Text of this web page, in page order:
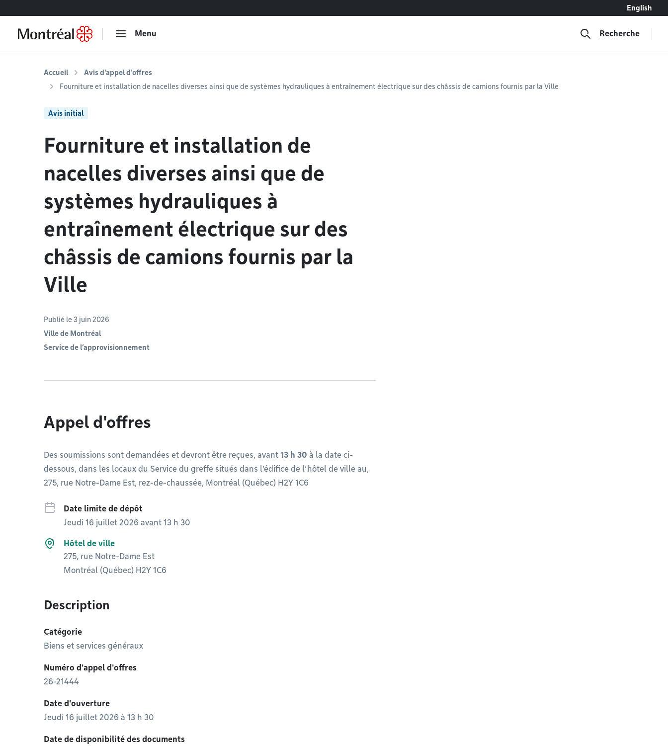
English
Menu Recherche
Accueil
Avis d'appel d'offres
Fourniture et installation de nacelles diverses ainsi que de systèmes hydrauliques à entraînement électrique sur des châssis de camions fournis par la Ville
Avis initial
Fourniture et installation de
nacelles diverses ainsi que de
systèmes hydrauliques à
entraînement électrique sur des
châssis de camions fournis par la
Ville
Publié le 3 juin 2026
Ville de Montréal
Service de l’approvisionnement
Appel d'offres
Des soumissions sont demandées et devront être reçues, avant 13 h 30 à la date ci-
dessous, dans les locaux du Service du greffe situés dans l’édifice de l’hôtel de ville au,
275, rue Notre-Dame Est, rez-de-chaussée, Montréal (Québec) H2Y 1C6
Date limite de dépôt
Jeudi 16 juillet 2026 avant 13 h 30
Hôtel de ville
275, rue Notre-Dame Est
Montréal (Québec) H2Y 1C6
Description
Catégorie
Biens et services généraux
Numéro d'appel d'offres
26-21444
Date d'ouverture
Jeudi 16 juillet 2026 à 13 h 30
Date de disponibilité des documents